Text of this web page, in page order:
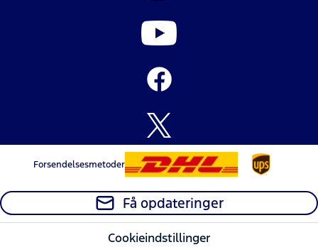
Forsendelsesmetoder
Få opdateringer
Cookieindstillinger